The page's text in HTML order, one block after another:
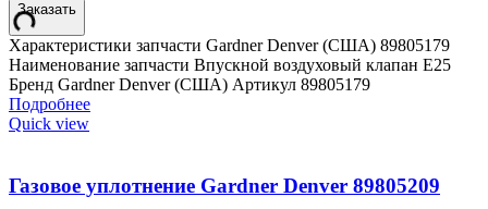
Заказать
Характеристики запчасти Gardner Denver (США) 89805179
Наименование запчасти Впускной воздуховый клапан E25
Бренд Gardner Denver (США) Артикул 89805179
Подробнее
Quick view
Газовое уплотнение Gardner Denver 89805209